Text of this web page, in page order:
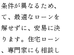
件が異なるため、
、最適なローンを
せずに、安易に決
ます。住宅ローン
専門家にも相談し